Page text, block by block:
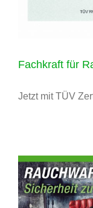
Fachkraft für
Jetzt mit TÜV